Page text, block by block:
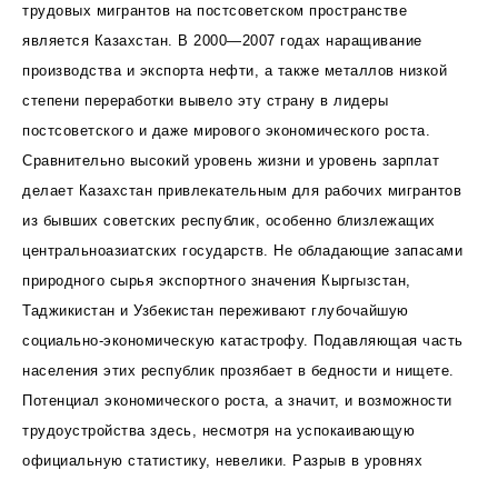
трудовых мигрантов на постсоветском пространстве
является Казахстан. В 2000—2007 годах наращивание
производства и экспорта нефти, а также металлов низкой
степени переработки вывело эту страну в лидеры
постсоветского и даже мирового экономического роста.
Сравнительно высокий уровень жизни и уровень зарплат
делает Казахстан привлекательным для рабочих мигрантов
из бывших советских республик, особенно близлежащих
центральноазиатских государств. Не обладающие запасами
природного сырья экспортного значения Кыргызстан,
Таджикистан и Узбекистан переживают глубочайшую
социально-экономическую катастрофу. Подавляющая часть
населения этих республик прозябает в бедности и нищете.
Потенциал экономического роста, а значит, и возможности
трудоустройства здесь, несмотря на успокаивающую
официальную статистику, невелики. Разрыв в уровнях